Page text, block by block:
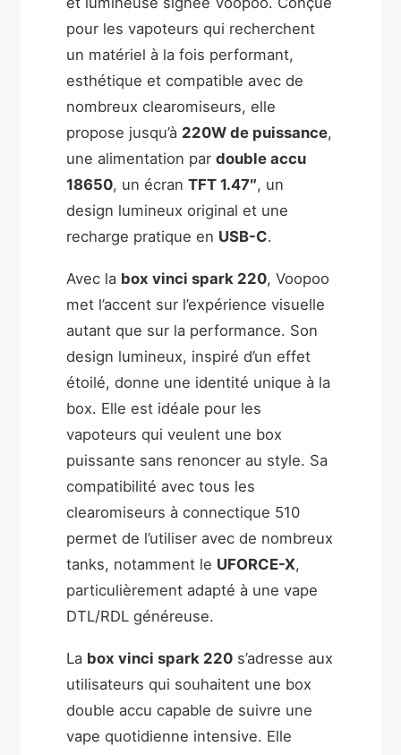
pour les vapoteurs qui recherchent
un matériel à la fois performant,
esthétique et compatible avec de
nombreux clearomiseurs, elle
propose jusqu’à 220W de puissance,
une alimentation pardouble accu
18650, un écranTFT 1.47″, un
design lumineux original et une
recharge pratique en USB-C.
Avec la box vinci spark 220, Voopoo
met l’accent sur l’expérience visuelle
autant que sur la performance. Son
design lumineux, inspiré d’un effet
étoilé, donne une identité unique à la
box. Elle est idéale pour les
vapoteurs qui veulent une box
puissante sans renoncer au style. Sa
compatibilité avec tous les
clearomiseurs à connectique 510
permet de l’utiliser avec de nombreux
tanks, notamment le UFORCE-X,
particulièrement adapté à une vape
DTL/RDL généreuse.
La box vinci spark 220 s’adresse aux
utilisateurs qui souhaitent une box
double accu capable de suivre une
vape quotidienne intensive. Elle